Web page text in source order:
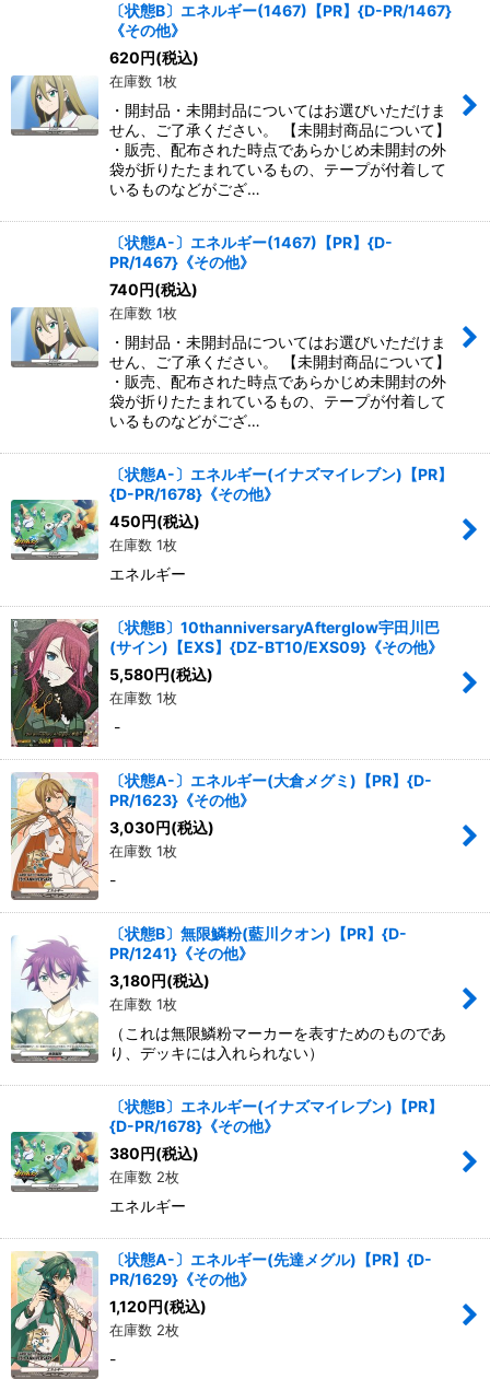
〔状態B〕エネルギー(1467)【PR】{D-PR/1467}
《その他》
620円(税込)
在庫数 1枚
・開封品・未開封品についてはお選びいただけま
せん、ご了承ください。 【未開封商品について】
・販売、配布された時点であらかじめ未開封の外
袋が折りたたまれているもの、テープが付着して
いるものなどがござ…
〔状態A-〕エネルギー(1467)【PR】{D-
PR/1467}《その他》
740円(税込)
在庫数 1枚
・開封品・未開封品についてはお選びいただけま
せん、ご了承ください。 【未開封商品について】
・販売、配布された時点であらかじめ未開封の外
袋が折りたたまれているもの、テープが付着して
いるものなどがござ…
〔状態A-〕エネルギー(イナズマイレブン)【PR】
{D-PR/1678}《その他》
450円(税込)
在庫数 1枚
エネルギー
〔状態B〕10thanniversaryAfterglow宇田川巴
(サイン)【EXS】{DZ-BT10/EXS09}《その他》
5,580円(税込)
在庫数 1枚
-
〔状態A-〕エネルギー(大倉メグミ)【PR】{D-
PR/1623}《その他》
3,030円(税込)
在庫数 1枚
-
〔状態B〕無限鱗粉(藍川クオン)【PR】{D-
PR/1241}《その他》
3,180円(税込)
在庫数 1枚
（これは無限鱗粉マーカーを表すためのものであ
り、デッキには入れられない）
〔状態B〕エネルギー(イナズマイレブン)【PR】
{D-PR/1678}《その他》
380円(税込)
在庫数 2枚
エネルギー
〔状態A-〕エネルギー(先達メグル)【PR】{D-
PR/1629}《その他》
1,120円(税込)
在庫数 2枚
-